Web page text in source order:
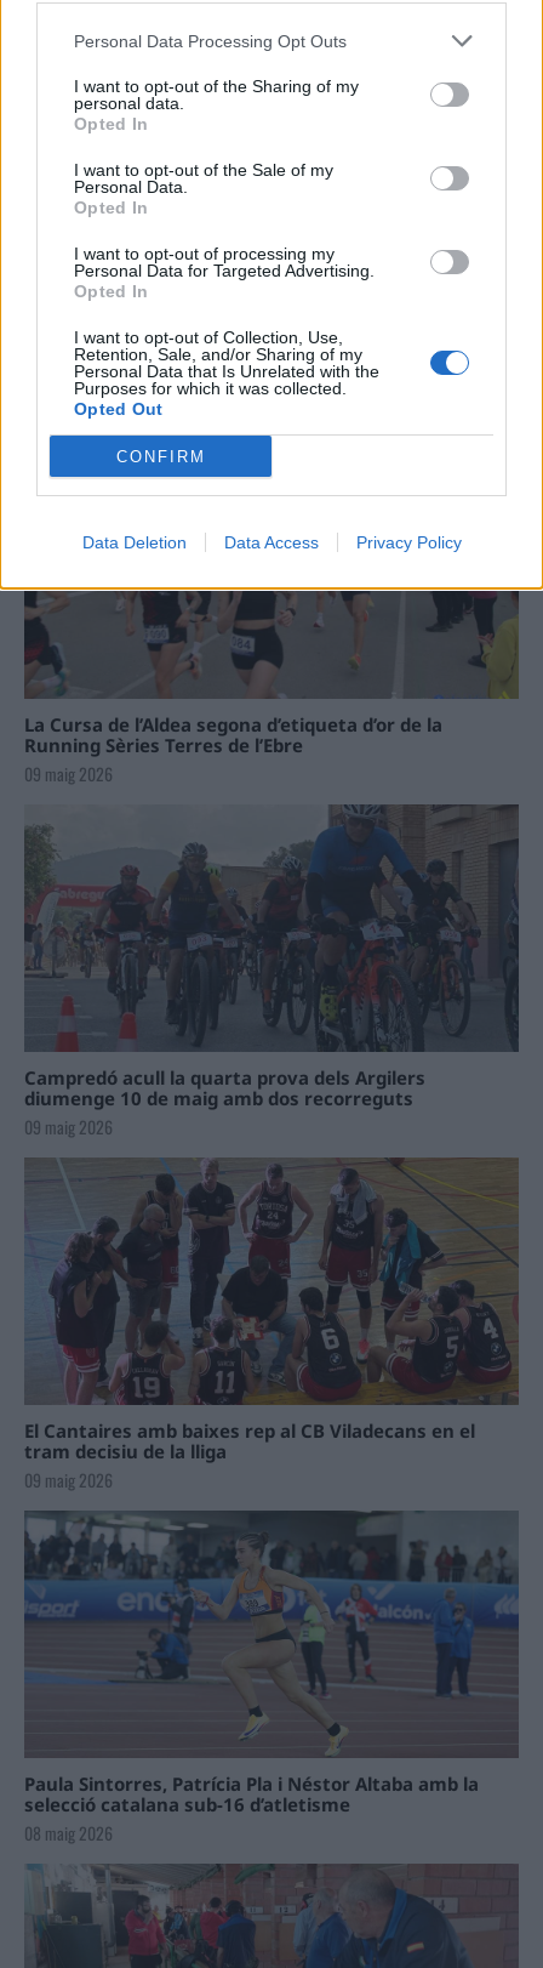
Personal Data Processing Opt Outs
I want to opt-out of the Sharing of my
personal data.
Opted In
I want to opt-out of the Sale of my
Personal Data.
Opted In
I want to opt-out of processing my
Personal Data for Targeted Advertising.
Opted In
I want to opt-out of Collection, Use,
Retention, Sale, and/or Sharing of my
Personal Data that Is Unrelated with the
Purposes for which it was collected.
Opted Out
CONFIRM
Data Deletion Data Access Privacy Policy
enguany amb més modistes i gairebé
31 de juliol de 2026
“L’eclipsi serà una oportunitat també
per a gaudir de les Festes Majors
La Cursa de l’Aldea segona d’etiqueta d’or de la
Running Sèries Terres de l’Ebre
09 maig 2026
Campredó acull la quarta prova dels Argilers
diumenge 10 de maig amb dos recorreguts
09 maig 2026
El Cantaires amb baixes rep al CB Viladecans en el
tram decisiu de la lliga
09 maig 2026
Paula Sintorres, Patrícia Pla i Néstor Altaba amb la
selecció catalana sub-16 d’atletisme
08 maig 2026